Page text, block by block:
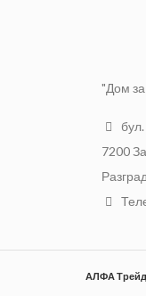
"Дом за
7200
АЛФА